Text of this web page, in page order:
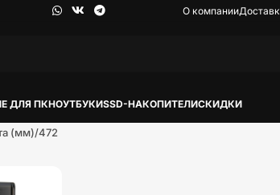
О компании
ДЛЯ ПКНОУТБУКИSSD-НАКОПИТЕЛИСКИДКИ
(мм) 472